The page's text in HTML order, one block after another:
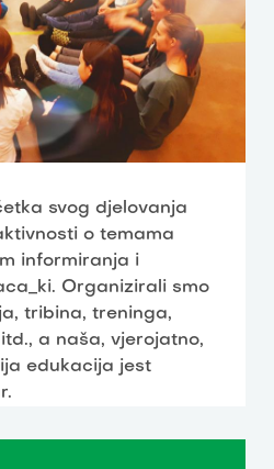
svog djelovanja
o temama
informiranja i
Organizirali smo
tribina, treninga,
a naša, vjerojatno,
edukacija jest